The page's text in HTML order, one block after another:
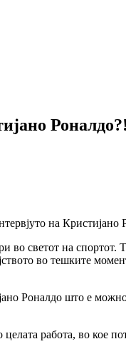
Роналдо?!
на
во светот на
во тешките
Роналдо што е
работа, во кое